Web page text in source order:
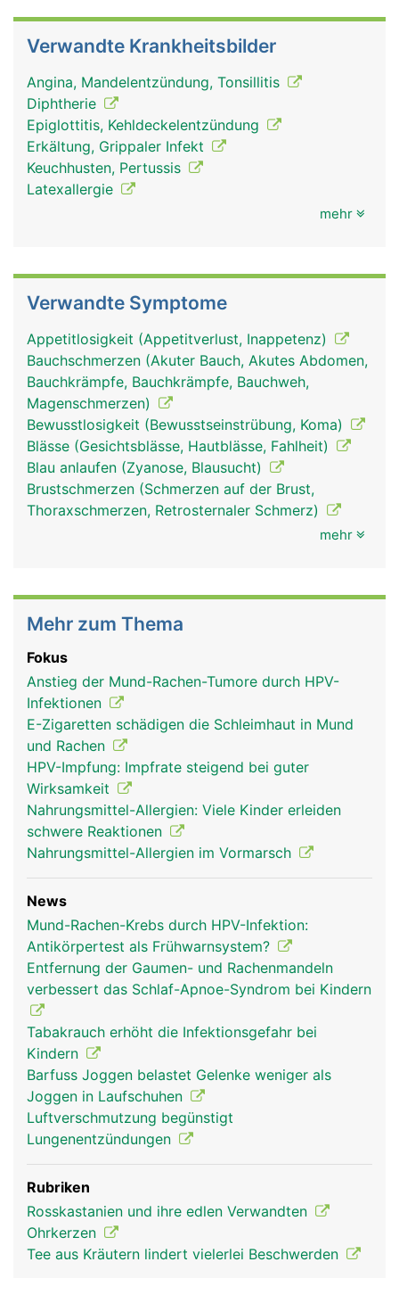
Rachen Mann
Verwandte Krankheitsbilder
Angina, Mandelentzündung, Tonsillitis
Diphtherie
Epiglottitis, Kehldeckelentzündung
Erkältung, Grippaler Infekt
Keuchhusten, Pertussis
Latexallergie
mehr
Verwandte Symptome
Appetitlosigkeit (Appetitverlust, Inappetenz)
Bauchschmerzen (Akuter Bauch, Akutes Abdomen,
Bauchkrämpfe, Bauchkrämpfe, Bauchweh,
Magenschmerzen)
Bewusstlosigkeit (Bewusstseinstrübung, Koma)
Blässe (Gesichtsblässe, Hautblässe, Fahlheit)
Blau anlaufen (Zyanose, Blausucht)
Brustschmerzen (Schmerzen auf der Brust,
Thoraxschmerzen, Retrosternaler Schmerz)
mehr
Mehr zum Thema
Fokus
Anstieg der Mund-Rachen-Tumore durch HPV-
Infektionen
E-Zigaretten schädigen die Schleimhaut in Mund
und Rachen
HPV-Impfung: Impfrate steigend bei guter
Wirksamkeit
Nahrungsmittel-Allergien: Viele Kinder erleiden
schwere Reaktionen
Nahrungsmittel-Allergien im Vormarsch
News
Mund-Rachen-Krebs durch HPV-Infektion:
Antikörpertest als Frühwarnsystem?
Entfernung der Gaumen- und Rachenmandeln
verbessert das Schlaf-Apnoe-Syndrom bei Kindern
Tabakrauch erhöht die Infektionsgefahr bei
Kindern
Barfuss Joggen belastet Gelenke weniger als
Joggen in Laufschuhen
Luftverschmutzung begünstigt
Lungenentzündungen
Rubriken
Rosskastanien und ihre edlen Verwandten
Ohrkerzen
Tee aus Kräutern lindert vielerlei Beschwerden